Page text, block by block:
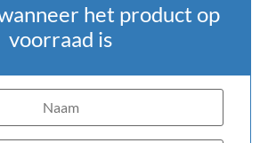
het product op
voorraad is